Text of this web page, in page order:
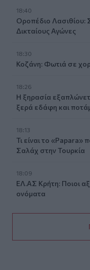
18:40
Οροπέδιο Λασιθίου:
Δικταίους Αγώνες
18:30
Κοζάνη: Φωτιά σε
18:26
Η ξηρασία
ξερά εδάφη και
18:13
Τι είναι το
Σαλάχ στην Τουρκία
18:09
ΕΛ.ΑΣ Κρήτη: Ποιοι
ονόματα